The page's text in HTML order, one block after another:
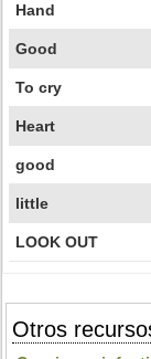
Hand
Good
To cry
Heart
good
little
LOOK OUT
Otros